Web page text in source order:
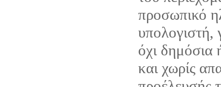
προσωπικό
υπολογιστή,
όχι δημόσια
και χωρίς